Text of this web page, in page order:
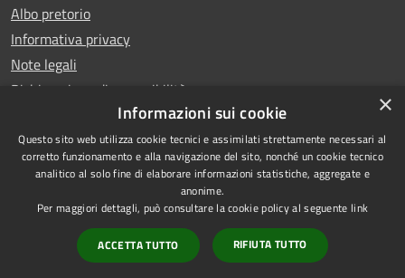
Albo pretorio
Informativa privacy
Note legali
Dichiarazione di accessibilità
RSS
Accessibilità
Copyright © 2026 • Comune di
Leno • Powered by
Municipium•Accesso
redazione
×
Informazioni sui cookie
Questo sito web utilizza cookie tecnici e assimilati strettamente necessari al
corretto funzionamento e alla navigazione del sito, nonché un cookie tecnico
analitico al solo fine di elaborare informazioni statistiche, aggregate e
anonime.
Per maggiori dettagli, può consultare la cookie policy al seguente link
ACCETTA TUTTO RIFIUTA TUTTO